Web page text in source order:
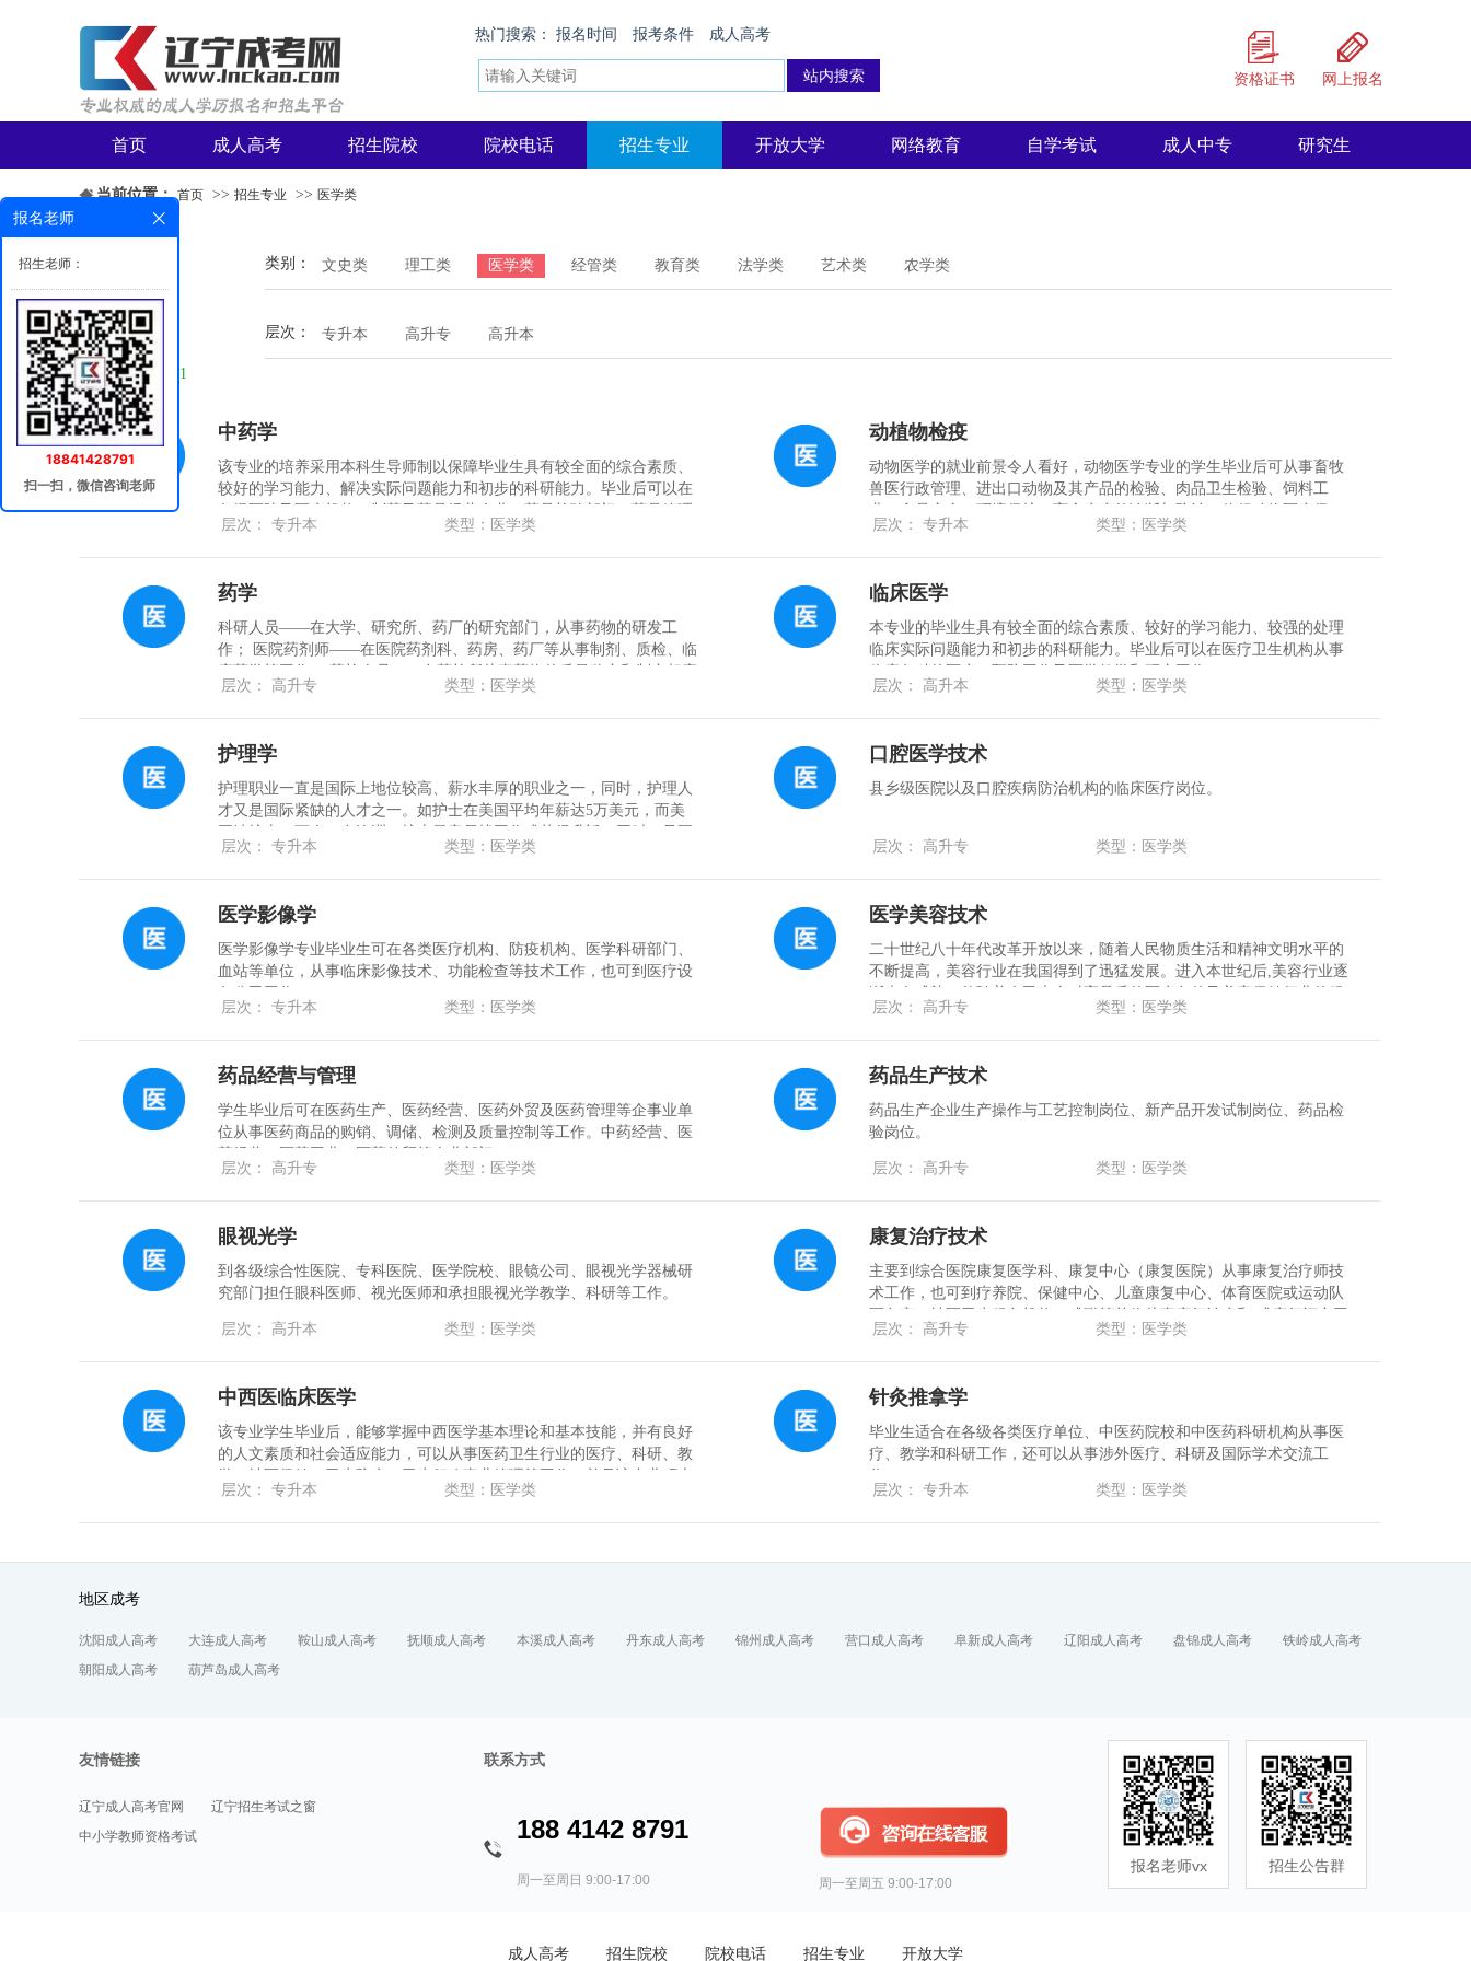
热门搜索： 报名时间 报考条件 成人高考
资格证书 网上报名
首页 成人高考 招生院校 院校电话 招生专业 开放大学 网络教育 自学考试 成人中专 研究生
当前位置： 首页 >> 招生专业 >> 医学类
咨询老师：
18841428791
类别： 文史类 理工类 医学类 经管类 教育类 法学类 艺术类 农学类
层次： 专升本 高升专 高升本
中药学
该专业的培养采用本科生导师制以保障毕业生具有较全面的综合素质、
较好的学习能力、解决实际问题能力和初步的科研能力。毕业后可以在
部门、科研单位及医药院校等从事研究开发、中药检验、质量控制、生
产管理、药品营销等方面的工作。
层次： 专升本 类型：医学类
动植物检疫
动物医学的就业前景令人看好，动物医学专业的学生毕业后可从事畜牧
兽医行政管理、进出口动物及其产品的检验、肉品卫生检验、饲料工
健、实验动物、比较医学、公共卫生及生物学领域等方面的工作。
层次： 专升本 类型：医学类
药学
科研人员——在大学、研究所、药厂的研究部门，从事药物的研发工
作； 医院药剂师——在医院药剂科、药房、药厂等从事制剂、质检、临
的质量标准； 公司职员、医药销售人员——在医药贸易公司或制药企业
从事药品生产、流通及销售等工作。
层次： 高升专 类型：医学类
临床医学
本专业的毕业生具有较全面的综合素质、较好的学习能力、较强的处理
临床实际问题能力和初步的科研能力。毕业后可以在医疗卫生机构从事
层次： 高升本
类型：医学类
护理学
护理职业一直是国际上地位较高、薪水丰厚的职业之一，同时，护理人
才又是国际紧缺的人才之一。如护士在美国平均年薪达5万美元，而美
拥有了澳洲注册护士的资格，等于拿到了通向英联邦国家工作的“绿
卡”。英、法、德等西方发达国家对护士均有许多优惠的政策，因此，
际上就业、发展前景十分广阔。
层次： 专升本 类型：医学类
口腔医学技术
县乡级医院以及口腔疾病防治机构的临床医疗岗位。
层次： 高升专 类型：医学类
医学影像学
医学影像学专业毕业生可在各类医疗机构、防疫机构、医学科研部门、
血站等单位，从事临床影像技术、功能检查等技术工作，也可到医疗设
层次： 专升本
类型：医学类
医学美容技术
二十世纪八十年代改革开放以来，随着人民物质生活和精神文明水平的
不断提高，美容行业在我国得到了迅猛发展。进入本世纪后,美容行业逐
务需求，各级医疗美容机构和美容保健行业得到了进一步的快速发展。
然而与此形成鲜明对照的是:医疗美容技术专业人才却是严重地供不应
大。
层次： 高升专 类型：医学类
药品经营与管理
学生毕业后可在医药生产、医药经营、医药外贸及医药管理等企事业单
位从事医药商品的购销、调储、检测及质量控制等工作。中药经营、医
层次： 高升专
类型：医学类
药品生产技术
药品生产企业生产操作与工艺控制岗位、新产品开发试制岗位、药品检
验岗位。
层次： 高升专 类型：医学类
眼视光学
到各级综合性医院、专科医院、医学院校、眼镜公司、眼视光学器械研
究部门担任眼科医师、视光医师和承担眼视光学教学、科研等工作。
层次： 高升本 类型：医学类
康复治疗技术
主要到综合医院康复医学科、康复中心（康复医院）从事康复治疗师技
术工作，也可到疗养院、保健中心、儿童康复中心、体育医院或运动队
作。
层次： 高升专 类型：医学类
中西医临床医学
该专业学生毕业后，能够掌握中西医学基本理论和基本技能，并有良好
的人文素质和社会适应能力，可以从事医药卫生行业的医疗、科研、教
研究生招生量较大，可继续求学深造。尤其是随着国民经济发展，人民
生活水平提高，全面建设小康社会的奋斗目标的确立，该专业毕业生就
层次： 专升本 类型：医学类
针灸推拿学
毕业生适合在各级各类医疗单位、中医药院校和中医药科研机构从事医
疗、教学和科研工作，还可以从事涉外医疗、科研及国际学术交流工
层次： 专升本
类型：医学类
地区成考
沈阳成人高考 大连成人高考 鞍山成人高考 抚顺成人高考 本溪成人高考 丹东成人高考 锦州成人高考 营口成人高考 阜新成人高考 辽阳成人高考 盘锦成人高考
铁岭成人高考
朝阳成人高考
葫芦岛成人高考
友情链接
辽宁成人高考官网
辽宁招生考试之窗
中小学教师资格考试
联系方式
188 4142 8791
周一至周日 9:00-17:00 周一至周五 9:00-17:00
报名老师vx 招生公告群
成人高考 招生院校 院校电话 招生专业 开放大学
报名老师
招生老师：
18841428791
扫一扫，微信咨询老师